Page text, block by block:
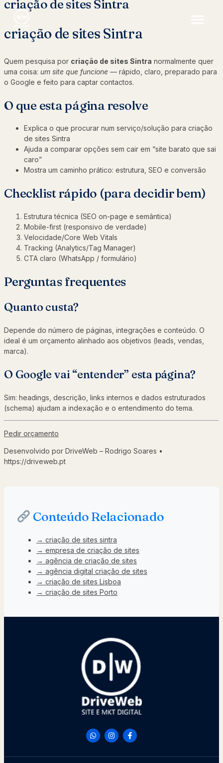
criação de sites Sintra
criação de sites Sintra
Quem pesquisa por criação de sites Sintra normalmente quer
uma coisa: um site que funcione — rápido, claro, preparado para
o Google e feito para captar contactos.
O que esta página resolve
Explica o que procurar num serviço/solução para criação
de sites Sintra
Ajuda a comparar opções sem cair em “site barato que sai
caro”
Mostra um caminho prático: estrutura, SEO e conversão
Checklist rápido (para decidir bem)
Estrutura técnica (SEO on-page e semântica)
Mobile-first (responsivo de verdade)
Velocidade/Core Web Vitals
Tracking (Analytics/Tag Manager)
CTA claro (WhatsApp / formulário)
Perguntas frequentes
Quanto custa?
Depende do número de páginas, integrações e conteúdo. O
ideal é um orçamento alinhado aos objetivos (leads, vendas,
marca).
O Google vai “entender” esta página?
Sim: headings, descrição, links internos e dados estruturados
(schema) ajudam a indexação e o entendimento do tema.
Pedir orçamento
Desenvolvido por DriveWeb – Rodrigo Soares •
https://driveweb.pt
Conteúdo Relacionado
→ criação de sites sintra
→ empresa de criação de sites
→ agência de criação de sites
→ agência digital criação de sites
→ criação de sites Lisboa
→ criação de sites Porto